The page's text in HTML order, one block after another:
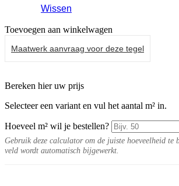
Wissen
Toevoegen aan winkelwagen
Maatwerk aanvraag voor deze tegel
Bereken hier uw prijs
Selecteer een variant en vul het aantal m² in.
Hoeveel m² wil je bestellen?
Gebruik deze calculator om de juiste hoeveelheid te
veld wordt automatisch bijgewerkt.